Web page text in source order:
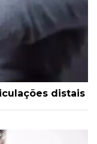
distais